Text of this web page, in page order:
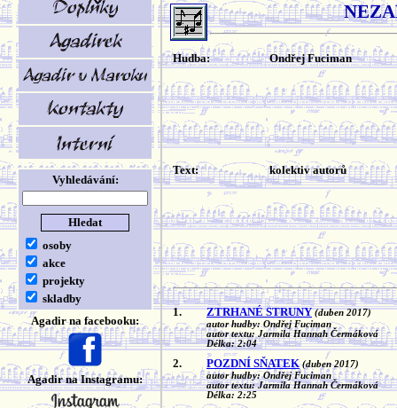
Vyhledávání:
osoby
akce
projekty
skladby
Agadir na facebooku:
Agadir na Instagramu:
Hudba: Ondřej Fuciman
Text: kolektiv autorů
1. ZTRHANÉ STRUNY (duben 2017)
autor hudby: Ondřej Fuciman
autor textu: Jarmila Hannah Čermáková
Délka: 2:04
2. POZDNÍ SŇATEK (duben 2017)
autor hudby: Ondřej Fuciman
autor textu: Jarmila Hannah Čermáková
Délka: 2:25